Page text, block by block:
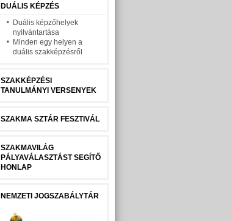
DUÁLIS KÉPZÉS
Duális képzőhelyek
nyilvántartása
Minden egy helyen a
duális szakképzésről
SZAKKÉPZÉSI
TANULMÁNYI VERSENYEK
SZAKMA SZTÁR FESZTIVÁL
SZAKMAVILÁG
PÁLYAVÁLASZTÁST SEGÍTŐ
HONLAP
NEMZETI JOGSZABÁLYTÁR